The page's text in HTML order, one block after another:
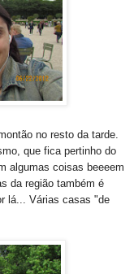
no resto da tarde.
que fica pertinho do
algumas coisas beeeem
da região também é
lá... Várias casas "de